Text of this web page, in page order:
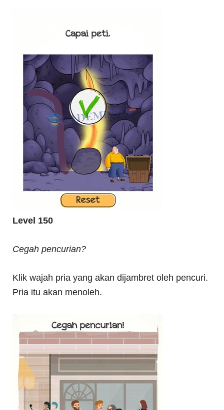
Level 150
Cegah pencurian?
Klik wajah pria yang akan dijambret oleh pencuri.
Pria itu akan menoleh.